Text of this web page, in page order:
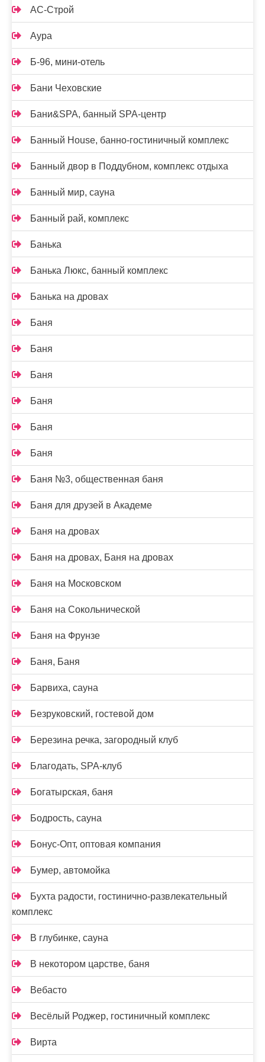
АС-Строй
Аура
Б-96, мини-отель
Бани Чеховские
Бани&SPA, банный SPA-центр
Банный House, банно-гостиничный комплекс
Банный двор в Поддубном, комплекс отдыха
Банный мир, сауна
Банный рай, комплекс
Банька
Банька Люкс, банный комплекс
Банька на дровах
Баня
Баня
Баня
Баня
Баня
Баня
Баня №3, общественная баня
Баня для друзей в Академе
Баня на дровах
Баня на дровах, Баня на дровах
Баня на Московском
Баня на Сокольнической
Баня на Фрунзе
Баня, Баня
Барвиха, сауна
Безруковский, гостевой дом
Березина речка, загородный клуб
Благодать, SPA-клуб
Богатырская, баня
Бодрость, сауна
Бонус-Опт, оптовая компания
Бумер, автомойка
Бухта радости, гостинично-развлекательный
комплекс
В глубинке, сауна
В некотором царстве, баня
Вебасто
Весёлый Роджер, гостиничный комплекс
Вирта